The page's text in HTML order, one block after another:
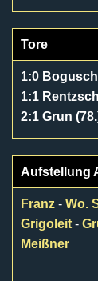
Tore
1:0
1:1
2:1 Grun
Aufstellung
Franz - Wo.
Grigoleit -
Meißner